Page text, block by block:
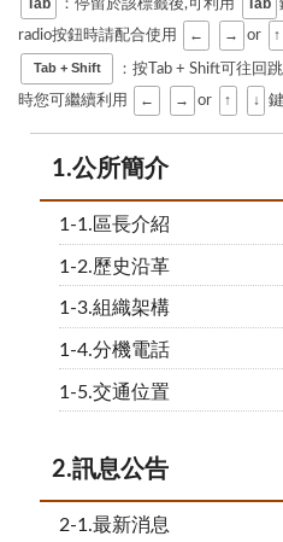
Tab ：停留於該標籤後,可利用 Tab
radio按鈕時請配合使用 ← → or ↑
Tab + Shift ：按Tab + Shift可往回
時您可繼續利用 ← → or ↑ ↓
1.公所簡介
1-1.區長介紹
1-2.歷史沿革
1-3.組織架構
1-4.分機電話
1-5.交通位置
2.訊息公告
2-1.最新消息